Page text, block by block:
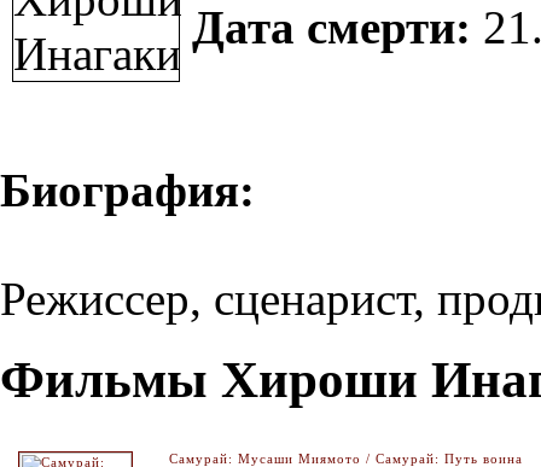
Дата смерти:
Биография:
Режиссер, сценарист,
Фильмы Хироши
Самурай: Мусаши Миямото / Самурай: Путь воина